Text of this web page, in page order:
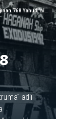
Yahudi’nin Ölümü
adlı